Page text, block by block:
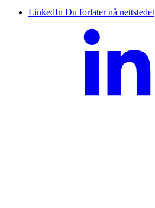
LinkedIn Du forlater nå nettstedet